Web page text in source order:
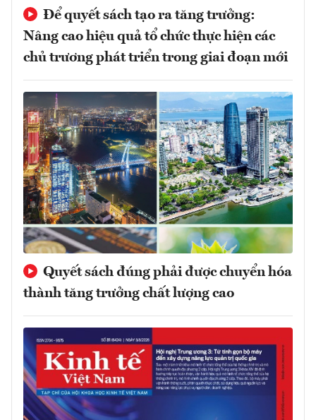
Để quyết sách tạo ra tăng trưởng:
Nâng cao hiệu quả tổ chức thực hiện các
chủ trương phát triển trong giai đoạn mới
Quyết sách đúng phải được chuyển hóa
thành tăng trưởng chất lượng cao